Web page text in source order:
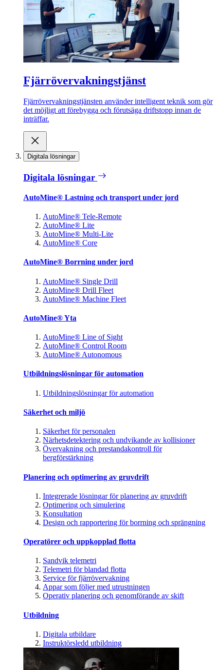
Fjärrövervakningstjänst
Fjärrövervakningstjänsten använder intelligent teknik som gör
det möjligt att förebygga och förutsäga driftstopp innan de
inträffar.
Digitala lösningar
Digitala lösningar
AutoMine® Lastning och transport under jord
AutoMine® Tele-Remote
AutoMine® Lite
AutoMine® Multi-Lite
AutoMine® Core
AutoMine® Borrning under jord
AutoMine® Single Drill
AutoMine® Drill Fleet
AutoMine® Machine Fleet
AutoMine® Yta
AutoMine® Line of Sight
AutoMine® Control Room
AutoMine® Autonomous
Utbildningslösningar för automation
Utbildningslösningar för automation
Säkerhet och miljö
Säkerhet för personalen
Närhetsdetektering och undvikande av kollisioner
Övervakning och prestandakontroll för
bergförstärkning
Planering och optimering av gruvdrift
Integrerade lösningar för planering av gruvdrift
Optimering och simulering
Konsultation
Design och rapportering för borrning och sprängning
Operatörer och uppkopplad flotta
Sandvik telemetri
Telemetri för blandad flotta
Service för fjärrövervakning
Appar som följer med utrustningen
Operativ planering och genomförande av skift
Utbildning
Digitala utbildare
Instruktörsledd utbildning